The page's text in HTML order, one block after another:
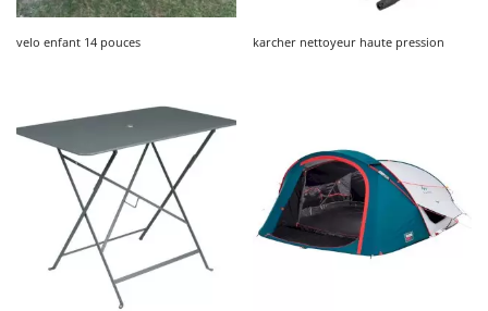
velo enfant 14 pouces karcher nettoyeur haute pression